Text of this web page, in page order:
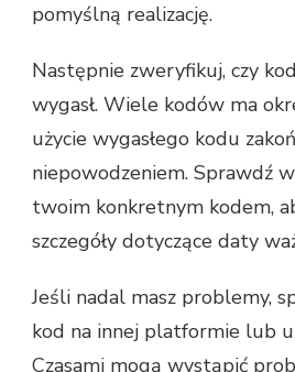
pomyślną realizację.
Następnie zweryfikuj, czy
wygasł. Wiele kodów ma
użycie wygasłego kodu
niepowodzeniem. Sprawdź
twoim konkretnym kodem,
szczegóły dotyczące daty
Jeśli nadal masz problemy,
kod na innej platformie lub
Czasami mogą wystąpić